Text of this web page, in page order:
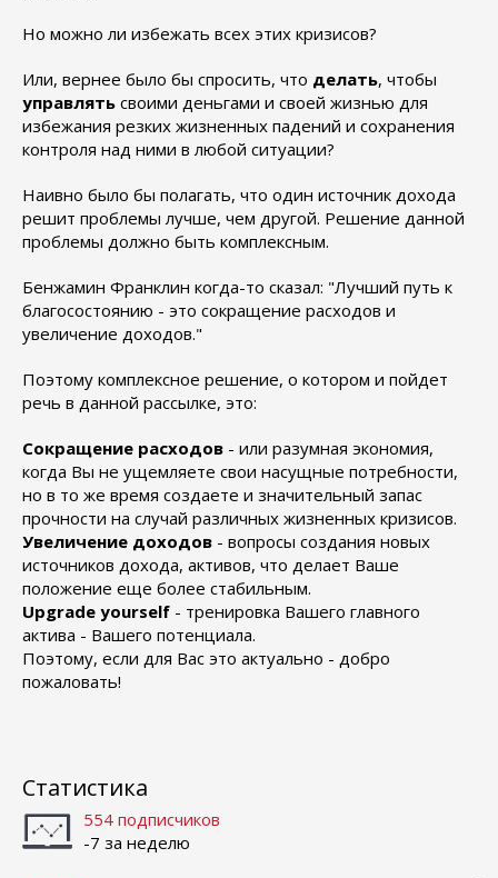
Но можно ли избежать всех этих кризисов?
Или, вернее было бы спросить, что делать, чтобы
управлять своими деньгами и своей жизнью для
избежания резких жизненных падений и сохранения
контроля над ними в любой ситуации?
Наивно было бы полагать, что один источник дохода
решит проблемы лучше, чем другой. Решение данной
проблемы должно быть комплексным.
Бенжамин Франклин когда-то сказал: "Лучший путь к
благосостоянию - это сокращение расходов и
увеличение доходов."
Поэтому комплексное решение, о котором и пойдет
речь в данной рассылке, это:
Сокращение расходов - или разумная экономия,
когда Вы не ущемляете свои насущные потребности,
но в то же время создаете и значительный запас
прочности на случай различных жизненных кризисов.
Увеличение доходов - вопросы создания новых
источников дохода, активов, что делает Ваше
положение еще более стабильным.
Upgrade yourself - тренировка Вашего главного
актива - Вашего потенциала.
Поэтому, если для Вас это актуально - добро
пожаловать!
Статистика
554 подписчиков
-7 за неделю